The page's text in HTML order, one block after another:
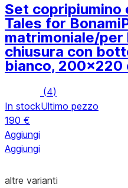
Set copripiumino
Tales for Bonami
matrimoniale/
chiusura con
bianco, 200x220
(4)
In stockUltimo pezzo
190 €
Aggiungi
Aggiungi
altre varianti